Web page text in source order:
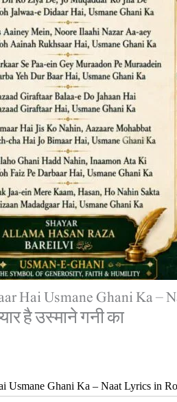
Hai Usmane Ghani Ka
है उस्माने गनी का
Usmane Ghani Ka – Naat Lyrics in